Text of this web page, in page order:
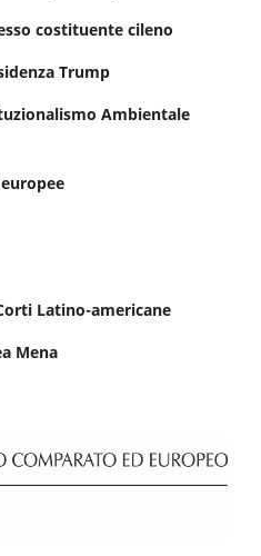
costituente cileno
Trump
Ambientale
Latino-americane
Mena